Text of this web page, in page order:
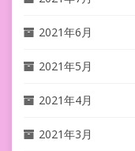
2021年6月
2021年5月
2021年4月
2021年3月